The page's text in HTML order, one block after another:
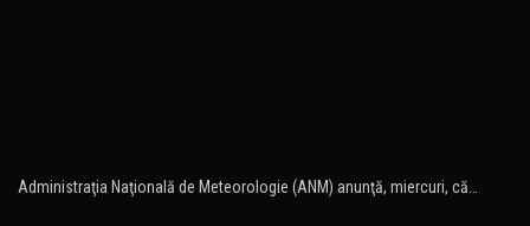
Administraţia Naţională de Meteorologie (ANM) anunţă, miercuri, că…